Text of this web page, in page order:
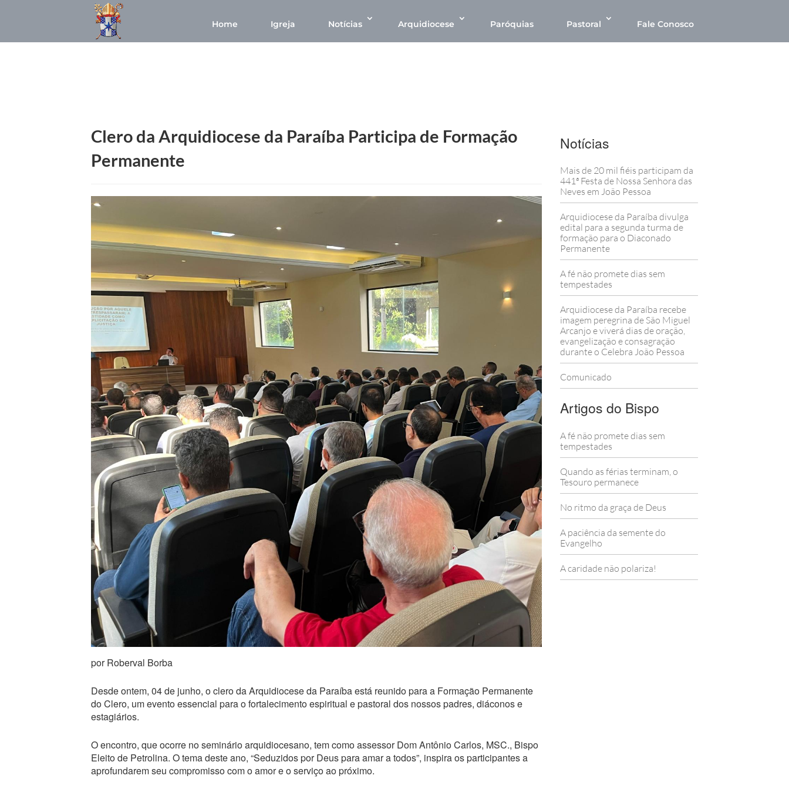
Home Igreja Notícias Arquidiocese Paróquias Pastoral Fale Conosco
Clero da Arquidiocese da Paraíba Participa de Formação
Permanente
por Roberval Borba
Desde ontem, 04 de junho, o clero da Arquidiocese da Paraíba está reunido para a Formação Permanente
do Clero, um evento essencial para o fortalecimento espiritual e pastoral dos nossos padres, diáconos e
estagiários.
O encontro, que ocorre no seminário arquidiocesano, tem como assessor Dom Antônio Carlos, MSC., Bispo
Eleito de Petrolina. O tema deste ano, “Seduzidos por Deus para amar a todos”, inspira os participantes a
aprofundarem seu compromisso com o amor e o serviço ao próximo.
Notícias
Mais de 20 mil fiéis participam da
441ª Festa de Nossa Senhora das
Neves em João Pessoa
Arquidiocese da Paraíba divulga
edital para a segunda turma de
formação para o Diaconado
Permanente
A fé não promete dias sem
tempestades
Arquidiocese da Paraíba recebe
imagem peregrina de São Miguel
Arcanjo e viverá dias de oração,
evangelização e consagração
durante o Celebra João Pessoa
Comunicado
Artigos do Bispo
A fé não promete dias sem
tempestades
Quando as férias terminam, o
Tesouro permanece
No ritmo da graça de Deus
A paciência da semente do
Evangelho
A caridade não polariza!